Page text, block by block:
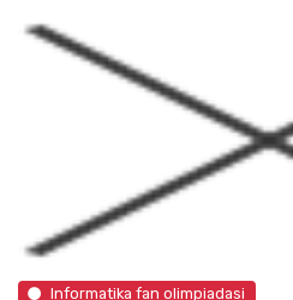
Informatika fan olimpiadasi